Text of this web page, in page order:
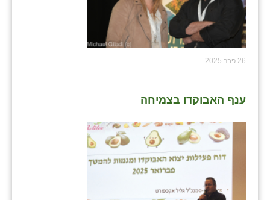
26 פבר 2025
ענף האבוקדו בצמיחה